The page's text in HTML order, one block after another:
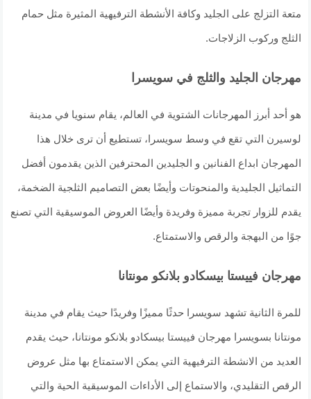
متعة التزلج على الجليد وكافة الأنشطة الترفيهية المثيرة مثل حمام
الثلج وركوب الزلاجات.
مهرجان الجليد والثلج في سويسرا
هو أحد أبرز المهرجانات الشتوية في العالم، يقام سنويا في مدينة
لوسيرن التي تقع في وسط سويسرا، تستطيع أن ترى خلال هذا
المهرجان ابداع الفنانين و الجليدين المحترفين الذين يقدمون أفضل
التماثيل الجليدية والمنحوتات وأيضًا بعض التصاميم الثلجية الضخمة،
يقدم للزوار تجربة مميزة وفريدة وأيضًا العروض الموسيقية التي تصنع
جوًا من البهجة والرقص والاستمتاع.
مهرجان فييستا بيسكادو بلانكو مونتانا
للمرة الثانية تشهد سويسرا حدثًا مميزًا وفريدًا حيث يقام في مدينة
مونتانا بسويسرا مهرجان فييستا بيسكادو بلانكو مونتانا، حيث يقدم
العديد من الانشطة الترفيهية التي يمكن الاستمتاع بها مثل عروض
الرقص التقليدي، والاستماع إلى الأداءات الموسيقية الحية والتي